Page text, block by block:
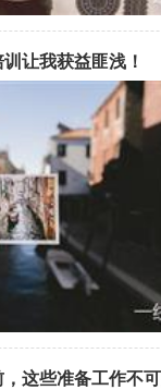
让我获益匪浅！
这些准备工作不可